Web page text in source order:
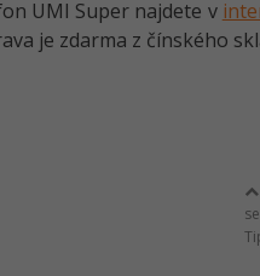
UMI Super najdete v
je zdarma z čínského